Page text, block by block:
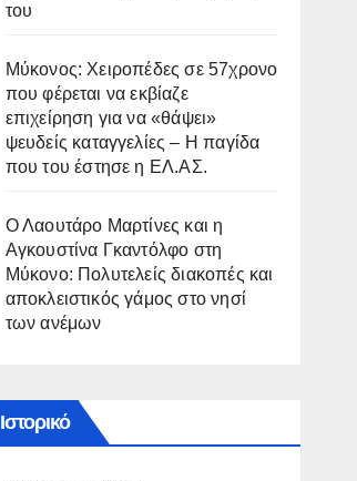
του
Μύκονος: Χειροπέδες σε 57χρονο
που φέρεται να εκβίαζε
επιχείρηση για να «θάψει»
ψευδείς καταγγελίες – Η παγίδα
που του έστησε η ΕΛ.ΑΣ.
Ο Λαουτάρο Μαρτίνες και η
Αγκουστίνα Γκαντόλφο στη
Μύκονο: Πολυτελείς διακοπές και
αποκλειστικός γάμος στο νησί
των ανέμων
Ιστορικό